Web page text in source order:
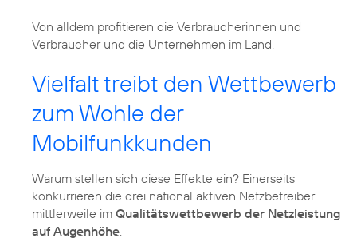
Von alldem profitieren die Verbraucherinnen und
Verbraucher und die Unternehmen im Land.
Vielfalt treibt den Wettbewerb
zum Wohle der
Mobilfunkkunden
Warum stellen sich diese Effekte ein? Einerseits
konkurrieren die drei national aktiven Netzbetreiber
mittlerweile im Qualitätswettbewerb der Netzleistung
auf Augenhöhe